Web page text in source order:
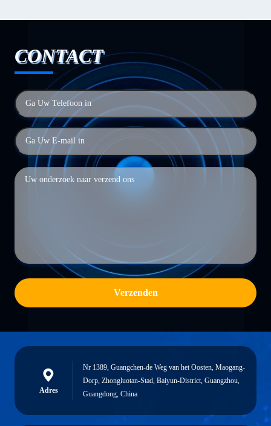
CONTACT
Verzenden
Adres
Nr 1389, Guangchen-de Weg van het Oosten, Maogang-
Dorp, Zhongluotan-Stad, Baiyun-District, Guangzhou,
Guangdong, China